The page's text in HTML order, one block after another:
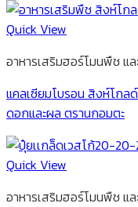
Quick View
อาหารเสริมฮอร์โมนพืช แล
แคลเซียมโบรอน สิงห์โก
ดอกและผล ตรานกอมตะ
Quick View
อาหารเสริมฮอร์โมนพืช แล